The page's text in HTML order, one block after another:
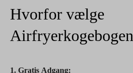
Hvorfor vælge
1. Gratis Adgang: